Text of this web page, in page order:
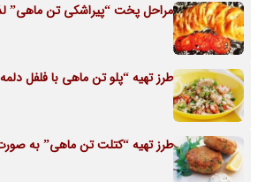
مراحل پخت “پیراشکی تن ماهی”
طرز تهیه “پلو تن ماهی با فلفل
طرز تهیه “کتلت تن ماهی” به